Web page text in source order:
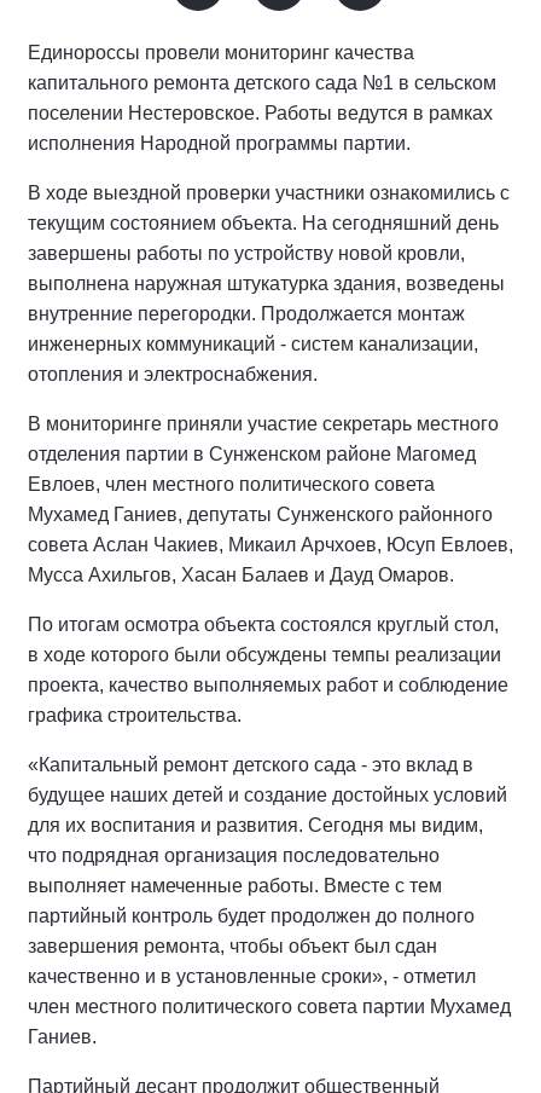
Единороссы провели мониторинг качества
капитального ремонта детского сада №1 в сельском
поселении Нестеровское. Работы ведутся в рамках
исполнения Народной программы партии.
В ходе выездной проверки участники ознакомились с
текущим состоянием объекта. На сегодняшний день
завершены работы по устройству новой кровли,
выполнена наружная штукатурка здания, возведены
внутренние перегородки. Продолжается монтаж
инженерных коммуникаций - систем канализации,
отопления и электроснабжения.
В мониторинге приняли участие секретарь местного
отделения партии в Сунженском районе Магомед
Евлоев, член местного политического совета
Мухамед Ганиев, депутаты Сунженского районного
совета Аслан Чакиев, Микаил Арчхоев, Юсуп Евлоев,
Мусса Ахильгов, Хасан Балаев и Дауд Омаров.
По итогам осмотра объекта состоялся круглый стол,
в ходе которого были обсуждены темпы реализации
проекта, качество выполняемых работ и соблюдение
графика строительства.
«Капитальный ремонт детского сада - это вклад в
будущее наших детей и создание достойных условий
для их воспитания и развития. Сегодня мы видим,
что подрядная организация последовательно
выполняет намеченные работы. Вместе с тем
партийный контроль будет продолжен до полного
завершения ремонта, чтобы объект был сдан
качественно и в установленные сроки», - отметил
член местного политического совета партии Мухамед
Ганиев.
Партийный десант продолжит общественный